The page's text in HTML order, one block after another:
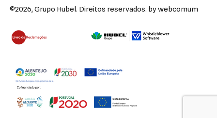
©2026, Grupo Hubel. Direitos reservados. by webcomum